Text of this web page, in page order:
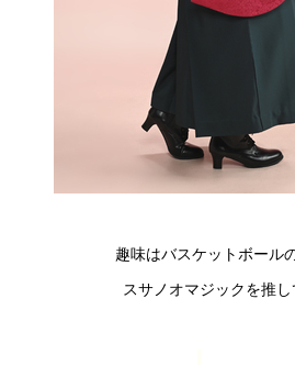
趣味はバスケットボール
スサノオマジックを推し